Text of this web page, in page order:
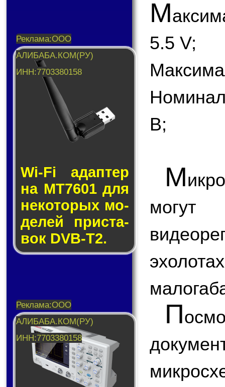
Wi-Fi адап­тер
на MT7601 для
не­ко­то­рых мо­
де­лей прис­та­
вок DVB-T2.
М
5.5 V;
В;
М
П